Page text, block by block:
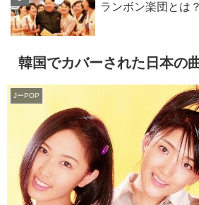
ランボン楽団とは
韓国でカバーされた日本の
JーPOP